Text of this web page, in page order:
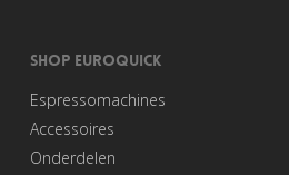
SHOP EUROQUICK
Espressomachines
Accessoires
Onderdelen